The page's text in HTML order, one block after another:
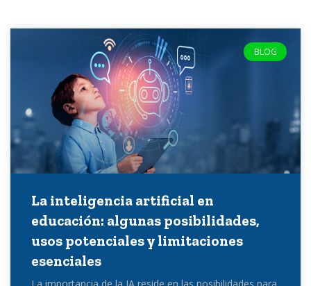
BLOG
La inteligencia artificial en
educación: algunas posibilidades,
usos potenciales y limitaciones
esenciales